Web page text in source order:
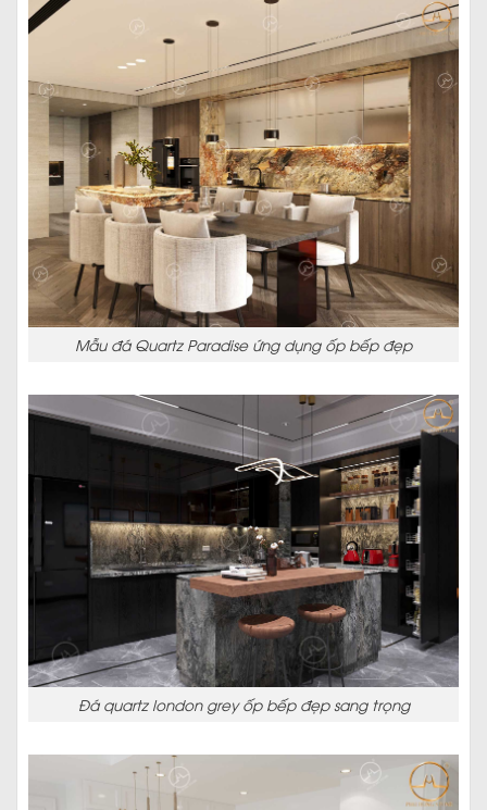
Mẫu đá Quartz Paradise ứng dụng ốp bếp đẹp
Đá quartz london grey ốp bếp đẹp sang trọng